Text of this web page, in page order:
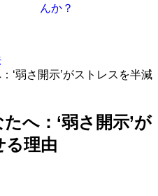
んか？
‘弱さ開示’がストレスを半減
へ：‘弱さ開示’が
る理由